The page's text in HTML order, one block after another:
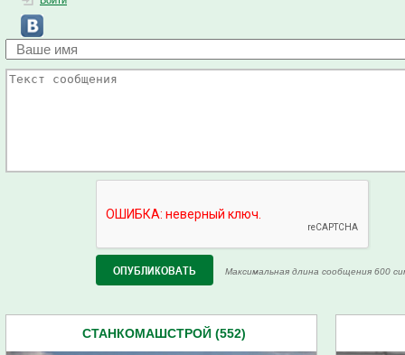
Максимальная длина сообщения 600
СТАНКОМАШСТРОЙ (552)